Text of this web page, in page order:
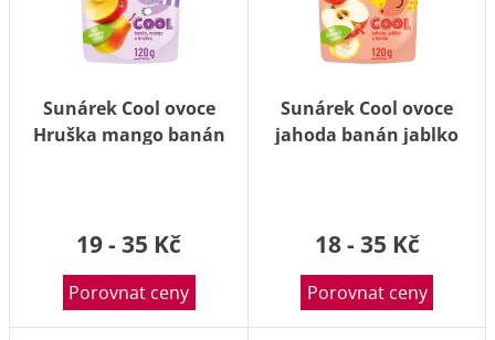
Sunárek Cool ovoce
Hruška mango banán
19 - 35 Kč
Porovnat ceny
Sunárek Cool ovoce
jahoda banán jablko
18 - 35 Kč
Porovnat ceny